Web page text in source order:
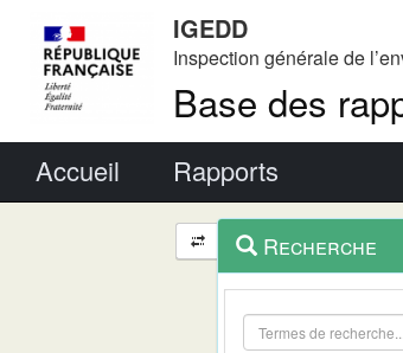
IGEDD
Inspection générale de
Base des
Accueil Rapports
Navigation
et
outils
contextuel
Recherche